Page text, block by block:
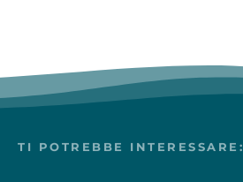
TI POTREBBE INTERESSARE: